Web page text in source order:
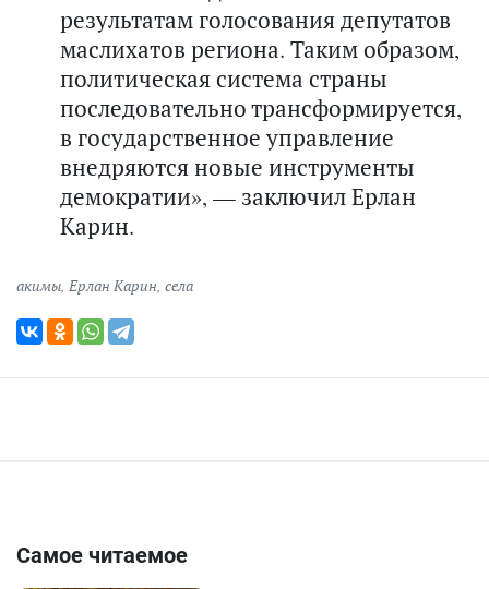
результатам голосования депутатов
маслихатов региона. Таким образом,
политическая система страны
последовательно трансформируется,
в государственное управление
внедряются новые инструменты
демократии», — заключил Ерлан
Карин.
акимы, Ерлан Карин, села
Самое читаемое